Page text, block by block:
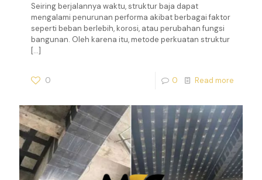
Seiring berjalannya waktu, struktur baja dapat
mengalami penurunan performa akibat berbagai faktor
seperti beban berlebih, korosi, atau perubahan fungsi
bangunan. Oleh karena itu, metode perkuatan struktur
[…]
0 0 Read more